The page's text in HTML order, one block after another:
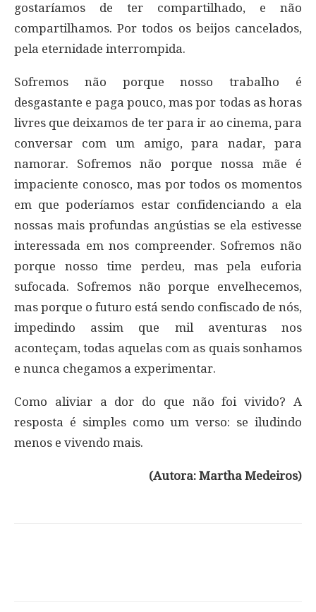
gostaríamos de ter compartilhado, e não
compartilhamos. Por todos os beijos cancelados,
pela eternidade interrompida.
Sofremos não porque nosso trabalho é
desgastante e paga pouco, mas por todas as horas
livres que deixamos de ter para ir ao cinema, para
conversar com um amigo, para nadar, para
namorar. Sofremos não porque nossa mãe é
impaciente conosco, mas por todos os momentos
em que poderíamos estar confidenciando a ela
nossas mais profundas angústias se ela estivesse
interessada em nos compreender. Sofremos não
porque nosso time perdeu, mas pela euforia
sufocada. Sofremos não porque envelhecemos,
mas porque o futuro está sendo confiscado de nós,
impedindo assim que mil aventuras nos
aconteçam, todas aquelas com as quais sonhamos
e nunca chegamos a experimentar.
Como aliviar a dor do que não foi vivido? A
resposta é simples como um verso: se iludindo
menos e vivendo mais.
(Autora: Martha Medeiros)